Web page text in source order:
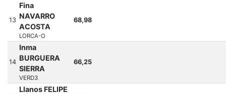
13
Fina
NAVARRO
ACOSTA
LORCA-O
68,98
14
Inma
BURGUERA
SIERRA
VERD3
66,25
Llanos FELIPE